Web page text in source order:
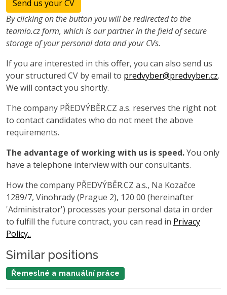
Send us your CV
By clicking on the button you will be redirected to the
teamio.cz form, which is our partner in the field of secure
storage of your personal data and your CVs.
If you are interested in this offer, you can also send us
your structured CV by email to predvyber@predvyber.cz.
We will contact you shortly.
The company PŘEDVÝBĚR.CZ a.s. reserves the right not
to contact candidates who do not meet the above
requirements.
The advantage of working with us is speed.You only
have a telephone interview with our consultants.
How the company PŘEDVÝBĚR.CZ a.s., Na Kozačce
1289/7, Vinohrady (Prague 2), 120 00 (hereinafter
'Administrator') processes your personal data in order
to fulfill the future contract, you can read in Privacy
Policy..
Similar positions
Řemeslné a manuální práce